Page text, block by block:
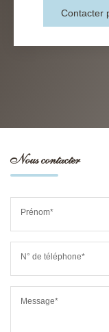
Contacter
Nous contacter
Prénom*
N° de téléphone*
Message*